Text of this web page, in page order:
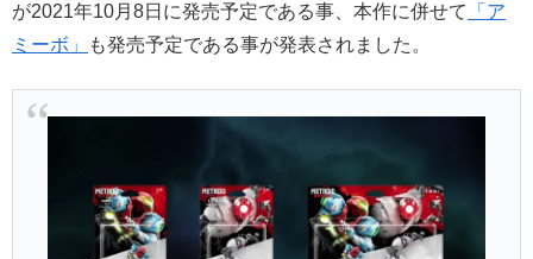
が2021年10月8日に発売予定である事、本作に併せて
「ア
ミーボ」
も発売予定である事が発表されました。